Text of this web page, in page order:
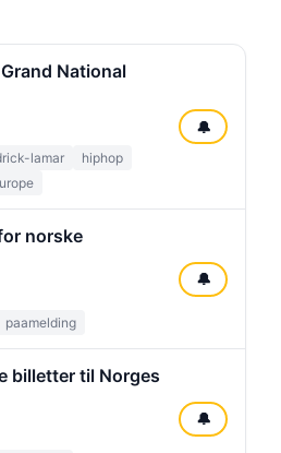
National
lamar
hiphop
🔔
norske
paamelding
🔔
billetter til Norges
🔔